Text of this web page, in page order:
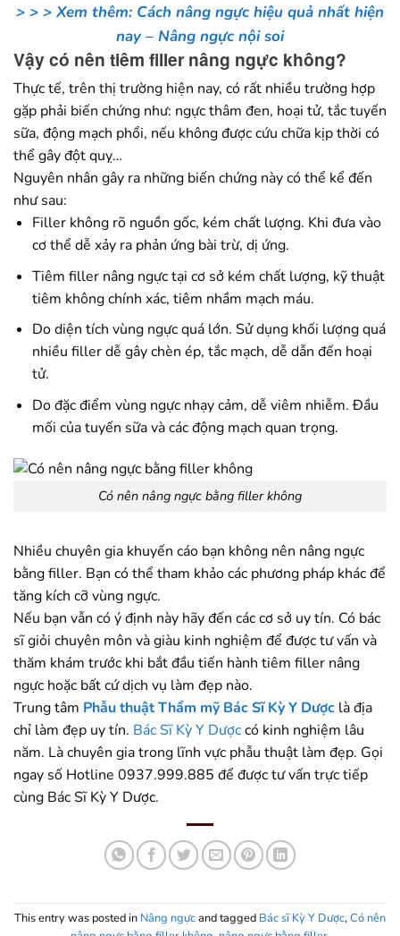
> > > Xem thêm: Cách nâng ngực hiệu quả nhất hiện
nay – Nâng ngực nội soi
Vậy có nên tiêm filler nâng ngực không?
Thực tế, trên thị trường hiện nay, có rất nhiều trường hợp
gặp phải biến chứng như: ngực thâm đen, hoại tử, tắc tuyến
sữa, động mạch phổi, nếu không được cứu chữa kịp thời có
thể gây đột quỵ…
Nguyên nhân gây ra những biến chứng này có thể kể đến
như sau:
Filler không rõ nguồn gốc, kém chất lượng. Khi đưa vào
cơ thể dễ xảy ra phản ứng bài trừ, dị ứng.
Tiêm filler nâng ngực tại cơ sở kém chất lượng, kỹ thuật
tiêm không chính xác, tiêm nhầm mạch máu.
Do diện tích vùng ngực quá lớn. Sử dụng khối lượng quá
nhiều filler dễ gây chèn ép, tắc mạch, dễ dẫn đến hoại
tử.
Do đặc điểm vùng ngực nhạy cảm, dễ viêm nhiễm. Đầu
mối của tuyến sữa và các động mạch quan trọng.
Có nên nâng ngực bằng filler không
Nhiều chuyên gia khuyến cáo bạn không nên nâng ngực
bằng filler. Bạn có thể tham khảo các phương pháp khác để
tăng kích cỡ vùng ngực.
Nếu bạn vẫn có ý định này hãy đến các cơ sở uy tín. Có bác
sĩ giỏi chuyên môn và giàu kinh nghiệm để được tư vấn và
thăm khám trước khi bắt đầu tiến hành tiêm filler nâng
ngực hoặc bất cứ dịch vụ làm đẹp nào.
Trung tâm Phẫu thuật Thẩm mỹ Bác Sĩ Kỳ Y Dược là địa
chỉ làm đẹp uy tín. Bác Sĩ Kỳ Y Dượccó kinh nghiệm lâu
năm. Là chuyên gia trong lĩnh vực phẫu thuật làm đẹp. Gọi
ngay số Hotline 0937.999.885 để được tư vấn trực tiếp
cùng Bác Sĩ Kỳ Y Dược.
This entry was posted in Nâng ngựcand tagged Bác sĩ Kỳ Y Dược,Có nên